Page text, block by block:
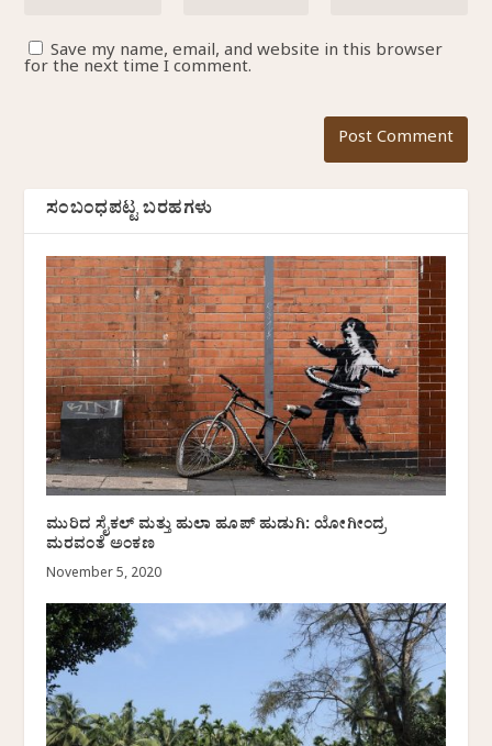
Save my name, email, and website in this browser
for the next time I comment.
ಸಂಬಂಧಪಟ್ಟ ಬರಹಗಳು
ಮುರಿದ ಸೈಕಲ್ ಮತ್ತು ಹುಲಾ ಹೂಪ್ ಹುಡುಗಿ: ಯೋಗೀಂದ್ರ
ಮರವಂತೆ ಅಂಕಣ
November 5, 2020